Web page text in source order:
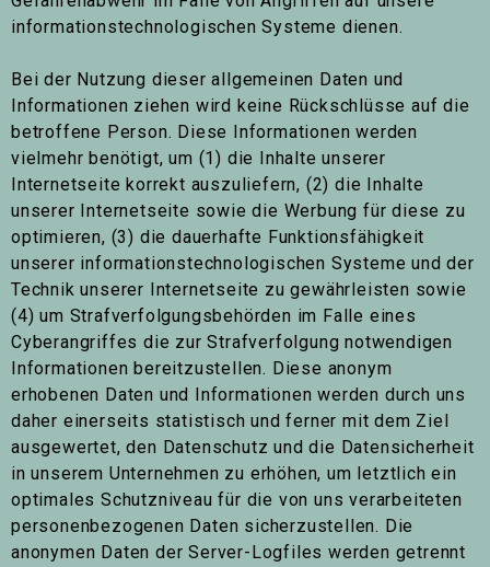
informationstechnologischen Systeme dienen.
Bei der Nutzung dieser allgemeinen Daten und
Informationen ziehen wird keine Rückschlüsse auf die
betroffene Person. Diese Informationen werden
vielmehr benötigt, um (1) die Inhalte unserer
Internetseite korrekt auszuliefern, (2) die Inhalte
unserer Internetseite sowie die Werbung für diese zu
optimieren, (3) die dauerhafte Funktionsfähigkeit
unserer informationstechnologischen Systeme und der
Technik unserer Internetseite zu gewährleisten sowie
(4) um Strafverfolgungsbehörden im Falle eines
Cyberangriffes die zur Strafverfolgung notwendigen
Informationen bereitzustellen. Diese anonym
erhobenen Daten und Informationen werden durch uns
daher einerseits statistisch und ferner mit dem Ziel
ausgewertet, den Datenschutz und die Datensicherheit
in unserem Unternehmen zu erhöhen, um letztlich ein
optimales Schutzniveau für die von uns verarbeiteten
personenbezogenen Daten sicherzustellen. Die
anonymen Daten der Server-Logfiles werden getrennt